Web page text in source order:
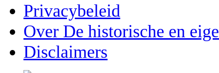
Privacybeleid
Over De historische en
Disclaimers